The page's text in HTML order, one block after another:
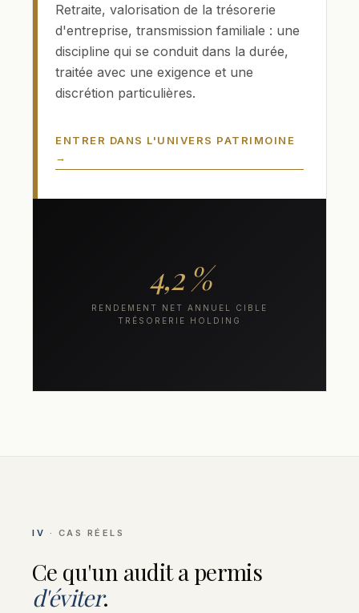
Retraite, valorisation de la trésorerie
d'entreprise, transmission familiale : une
discipline qui se conduit dans la durée,
traitée avec une exigence et une
discrétion particulières.
ENTRER DANS L'UNIVERS PATRIMOINE
→
4,2 %
RENDEMENT NET ANNUEL CIBLE
TRÉSORERIE HOLDING
IV · CAS RÉELS
Ce qu'un audit a permis
d'éviter.